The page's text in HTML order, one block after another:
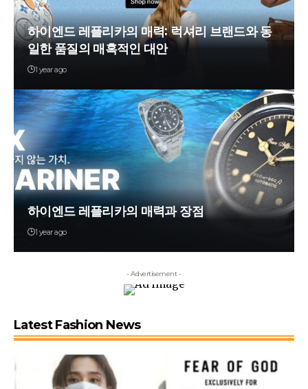
하이엔드 레플리카의 매력: 럭셔리 브랜드와 동
일한 품질의 매혹적인 대안
1 year ago
하이엔드 레플리카의 매력과 장점
1 year ago
- Advertisement -
Latest Fashion News